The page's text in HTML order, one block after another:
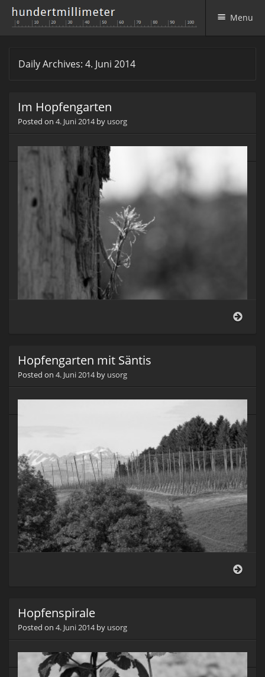
Menu
Daily Archives: 4. Juni 2014
Im Hopfengarten
Posted on 4. Juni 2014by usorg
Hopfengarten mit Säntis
Posted on 4. Juni 2014by usorg
Hopfenspirale
Posted on 4. Juni 2014by usorg